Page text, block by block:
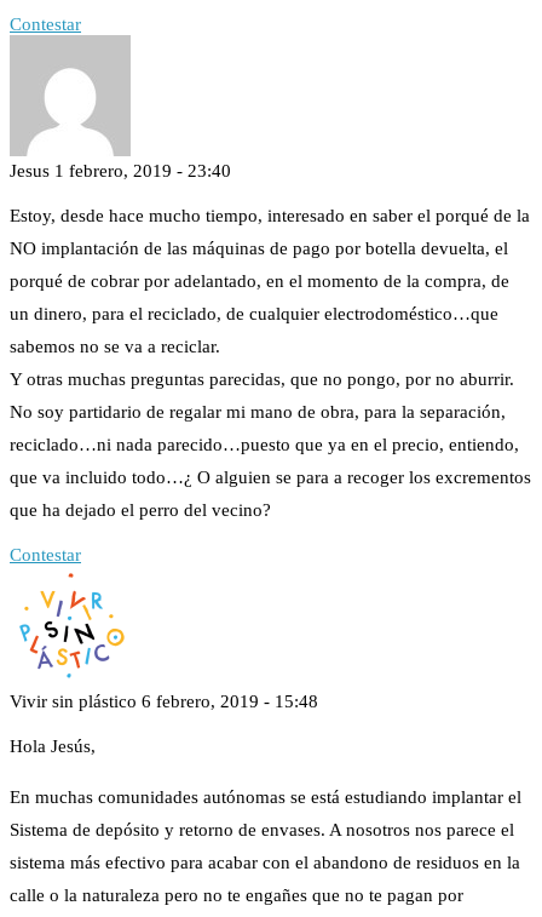
Contestar
Jesus 1 febrero, 2019 - 23:40
Estoy, desde hace mucho tiempo, interesado en saber el porqué de la
NO implantación de las máquinas de pago por botella devuelta, el
porqué de cobrar por adelantado, en el momento de la compra, de
un dinero, para el reciclado, de cualquier electrodoméstico…que
sabemos no se va a reciclar.
Y otras muchas preguntas parecidas, que no pongo, por no aburrir.
No soy partidario de regalar mi mano de obra, para la separación,
reciclado…ni nada parecido…puesto que ya en el precio, entiendo,
que va incluido todo…¿ O alguien se para a recoger los excrementos
que ha dejado el perro del vecino?
Contestar
Vivir sin plástico 6 febrero, 2019 - 15:48
Hola Jesús,
En muchas comunidades autónomas se está estudiando implantar el
Sistema de depósito y retorno de envases. A nosotros nos parece el
sistema más efectivo para acabar con el abandono de residuos en la
calle o la naturaleza pero no te engañes que no te pagan por